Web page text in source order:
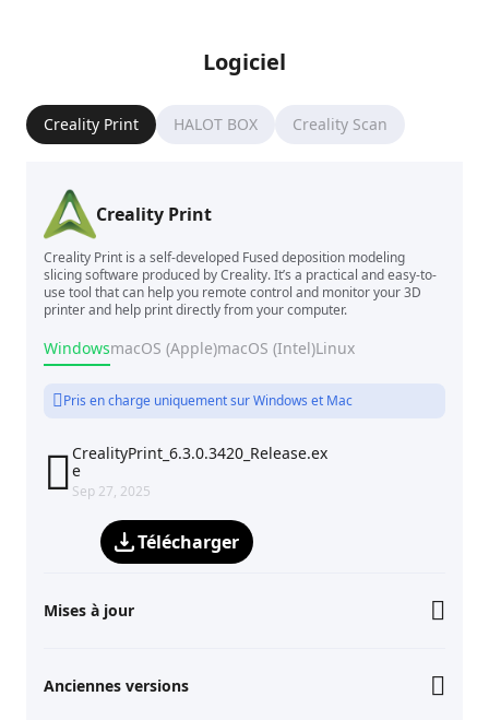
Logiciel
Creality Print HALOT BOX Creality Scan
Creality Print
Creality Print is a self-developed Fused deposition modeling
slicing software produced by Creality. It’s a practical and easy-to-
use tool that can help you remote control and monitor your 3D
printer and help print directly from your computer.
WindowsmacOS (Apple)macOS (Intel)Linux
Pris en charge uniquement sur Windows et Mac
 CrealityPrint_6.3.0.3420_Release.ex
e
Sep 27, 2025
Télécharger
Mises à jour
Anciennes versions